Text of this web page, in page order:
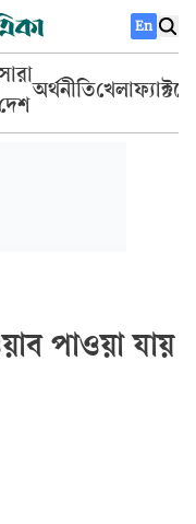
En
দেশ
অর্থনীতিখেলা
পাওয়া যায়